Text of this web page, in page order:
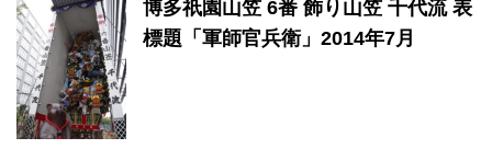
博多祇園山笠 6番 飾り山笠 千代流 表
標題「軍師官兵衛」2014年7月